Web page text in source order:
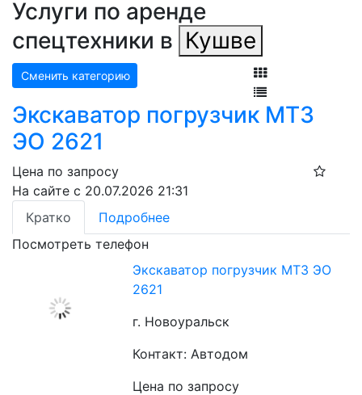
Услуги по аренде
спецтехники в Кушве
Сменить категорию
Экскаватор погрузчик МТЗ
ЭО 2621
Цена по запросу
На сайте с 20.07.2026 21:31
Кратко
Подробнее
Посмотреть телефон
Экскаватор погрузчик МТЗ ЭО
2621
г. Новоуральск
Контакт: Автодом
Цена по запросу